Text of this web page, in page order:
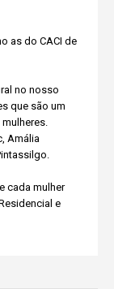
as do CACI de
no nosso
que são um
Amália
cada mulher
e